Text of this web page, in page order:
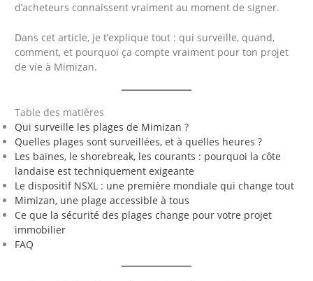
d’acheteurs connaissent vraiment au moment de signer.
Dans cet article, je t’explique tout : qui surveille, quand,
comment, et pourquoi ça compte vraiment pour ton projet
de vie à Mimizan.
Table des matières
Qui surveille les plages de Mimizan ?
Quelles plages sont surveillées, et à quelles heures ?
Les baïnes, le shorebreak, les courants : pourquoi la côte
landaise est techniquement exigeante
Le dispositif NSXL : une première mondiale qui change tout
Mimizan, une plage accessible à tous
Ce que la sécurité des plages change pour votre projet
immobilier
FAQ